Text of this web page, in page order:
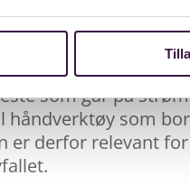
som går på
som
derfor relevant